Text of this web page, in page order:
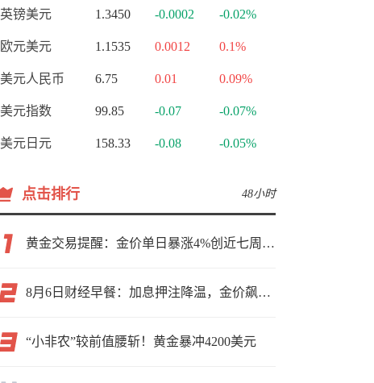
英镑美元 1.3450 -0.0002 -0.02%
欧元美元 1.1535 0.0012 0.1%
美元人民币 6.75 0.01 0.09%
美元指数 99.85 -0.07 -0.07%
美元日元 158.33 -0.08 -0.05%
点击排行 48小时
黄金交易提醒：金价单日暴涨4%创近七周新高，加息预期降温叠加霍尔木兹“暂停信号”，牛市重启了？
8月6日财经早餐：加息押注降温，金价飙升至近两个月高位，地缘缓和预期，美油75关口拉锯
“小非农”较前值腰斩！黄金暴冲4200美元